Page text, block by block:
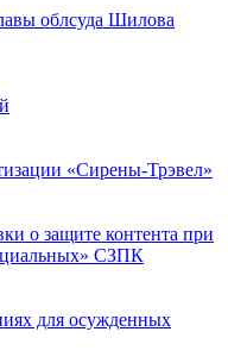
облсуда Шилова
«Сирены-Трэвел»
о защите контента при
СЗПК
для осужденных